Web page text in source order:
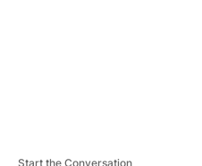
Start the Conversation